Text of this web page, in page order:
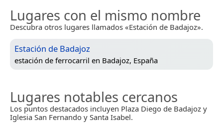
Lugares con el mismo nombre
Descubra otros lugares llamados «Estación de Badajoz».
Estación de Badajoz
estación de ferrocarril en Badajoz, España
Lugares notables cercanos
Los puntos destacados incluyen Plaza Diego de Badajoz y
Iglesia San Fernando y Santa Isabel.